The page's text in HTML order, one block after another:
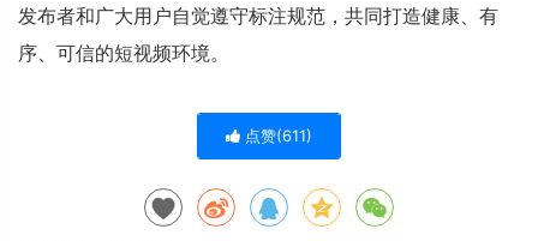
发布者和广大用户自觉遵守标注规范，共同打造健康、有
序、可信的短视频环境。
点赞(611)